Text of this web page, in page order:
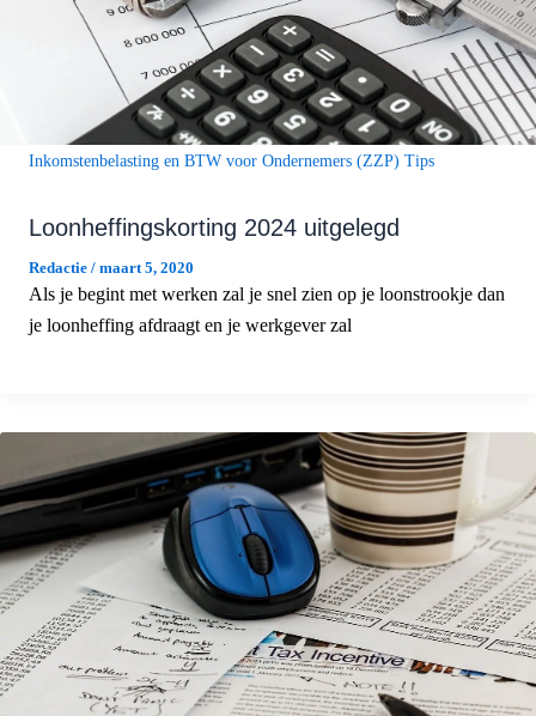
Inkomstenbelasting en BTW voor Ondernemers (ZZP) Tips
Loonheffingskorting 2024 uitgelegd
Redactie / maart 5, 2020
Als je begint met werken zal je snel zien op je loonstrookje dan
je loonheffing afdraagt en je werkgever zal